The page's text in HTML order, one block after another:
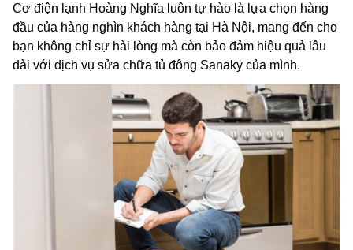
Cơ điện lạnh Hoàng Nghĩa luôn tự hào là lựa chọn hàng
đầu của hàng nghìn khách hàng tại Hà Nội, mang đến cho
bạn không chỉ sự hài lòng mà còn bảo đảm hiệu quả lâu
dài với dịch vụ sửa chữa tủ đông Sanaky của mình.